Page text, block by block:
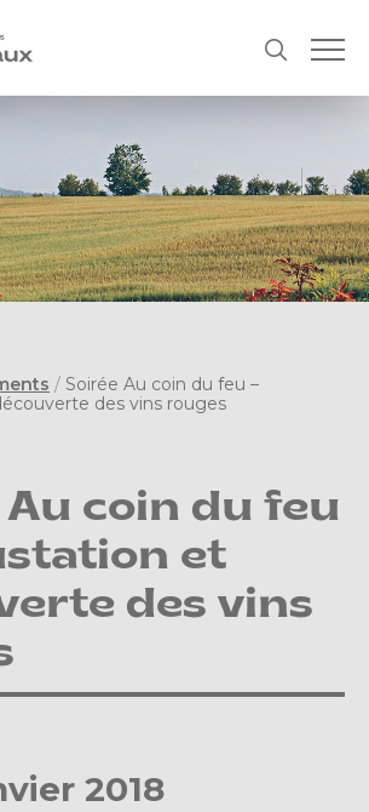
/ Soirée Au coin du feu –
des vins rouges
Au coin du feu
et
des vins
2018